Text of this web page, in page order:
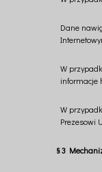
Dane
W
informacje
W
Prezesowi
§ 3